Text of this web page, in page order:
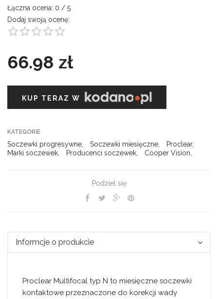
Łączna ocena: 0 / 5
Dodaj swoją ocenę:
66.98 zł
KUP TERAZ W
KATEGORIE
Soczewki progresywne Soczewki miesięczne Proclear,
Marki soczewek
Producenci soczewek Cooper Vision
Podziel się
Informcje o produkcie
Proclear Multifocal typ N to miesięczne soczewki
kontaktowe przeznaczone do korekcji wady